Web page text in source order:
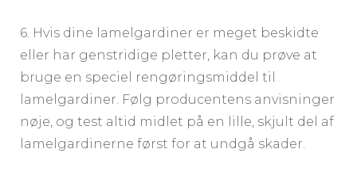
6. Hvis dine lamelgardiner er meget beskidte
eller har genstridige pletter, kan du prøve at
bruge en speciel rengøringsmiddel til
lamelgardiner. Følg producentens anvisninger
nøje, og test altid midlet på en lille, skjult del af
lamelgardinerne først for at undgå skader.